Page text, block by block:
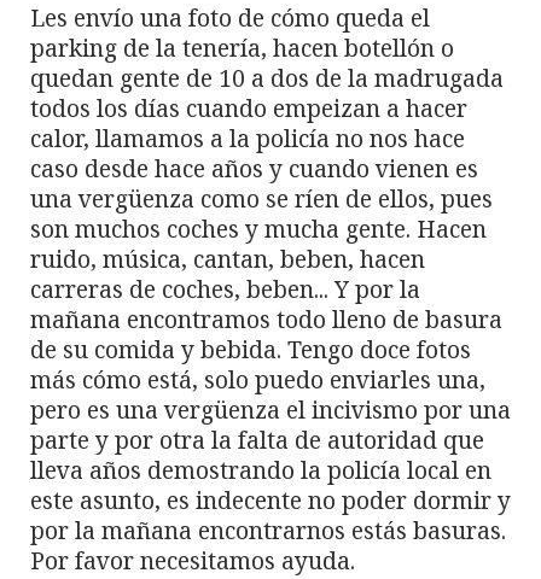
Les envío una foto de cómo queda el
parking de la tenería, hacen botellón o
quedan gente de 10 a dos de la madrugada
todos los días cuando empeizan a hacer
calor, llamamos a la policía no nos hace
caso desde hace años y cuando vienen es
una vergüenza como se ríen de ellos, pues
son muchos coches y mucha gente. Hacen
ruido, música, cantan, beben, hacen
carreras de coches, beben... Y por la
mañana encontramos todo lleno de basura
de su comida y bebida. Tengo doce fotos
más cómo está, solo puedo enviarles una,
pero es una vergüenza el incivismo por una
parte y por otra la falta de autoridad que
lleva años demostrando la policía local en
este asunto, es indecente no poder dormir y
por la mañana encontrarnos estás basuras.
Por favor necesitamos ayuda.